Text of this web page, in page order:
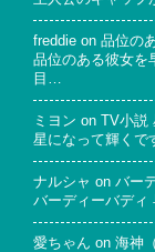
freddie on 品位の
品位のある彼女を
目…
ミヨン on TV小説
星になって輝くで
ナルシャ on バー
バーディーバディ
愛ちゃん on 海神